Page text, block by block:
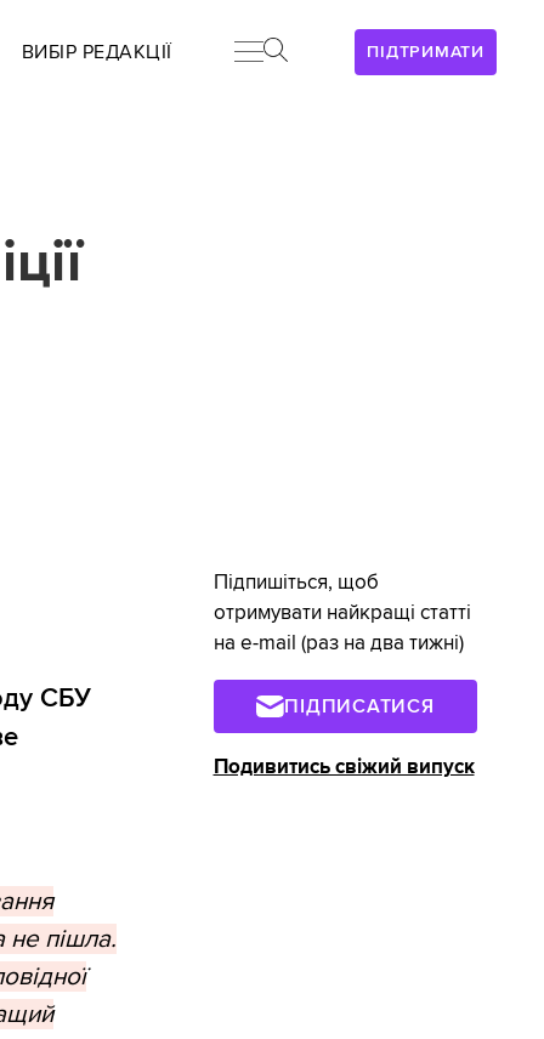
ПІДТРИМАТИ
ВИБІР РЕДАКЦІЇ
СБУ
не пішла.
Підпишіться, щоб
отримувати найкращі статті
на e-mail (раз на два тижні)
ПІДПИСАТИСЯ
Подивитись свіжий випуск